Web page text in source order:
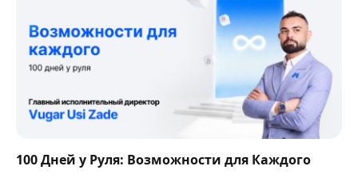
100 Дней у Руля: Возможности для Каждого